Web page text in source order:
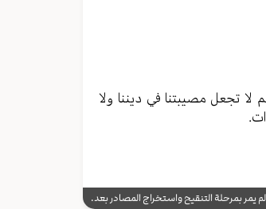
تجعل مصيبتنا في ديننا ولا
بمرحلة التنقيح واستخراج المصادر بعد.